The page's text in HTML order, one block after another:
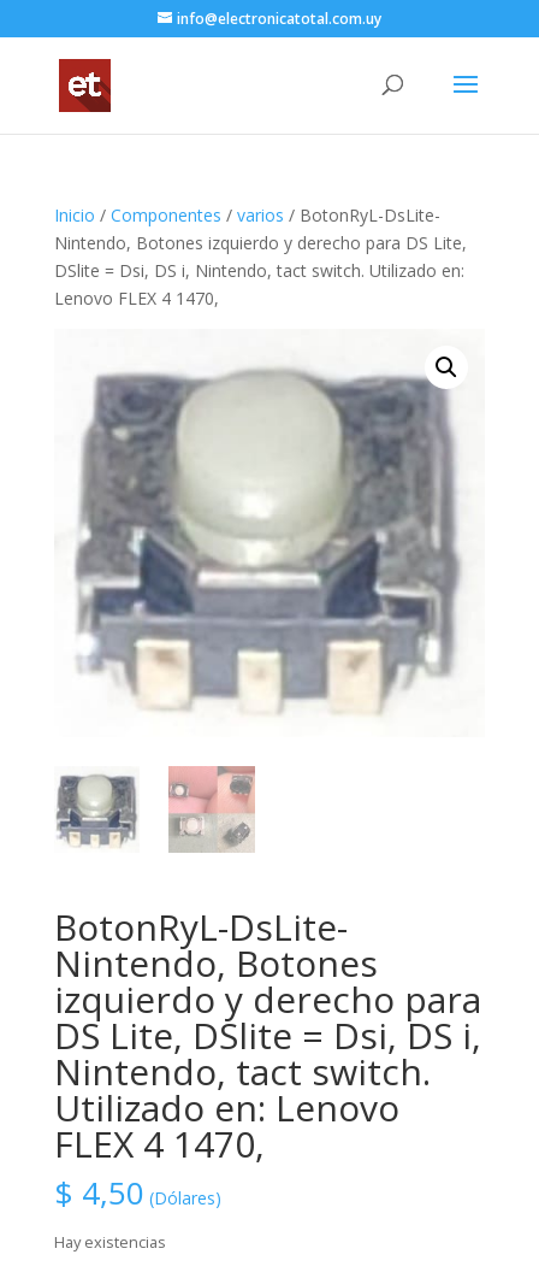
info@electronicatotal.com.uy
Inicio / Componentes / varios / BotonRyL-DsLite-
Nintendo, Botones izquierdo y derecho para DS Lite,
DSlite = Dsi, DS i, Nintendo, tact switch. Utilizado en:
Lenovo FLEX 4 1470,
BotonRyL-DsLite-
Nintendo, Botones
izquierdo y derecho para
DS Lite, DSlite = Dsi, DS i,
Nintendo, tact switch.
Utilizado en: Lenovo
FLEX 4 1470,
$ 4,50 (Dólares)
Hay existencias